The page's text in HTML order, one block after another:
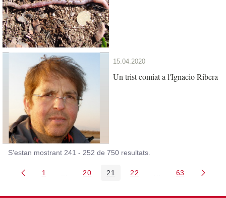
15.04.2020
Un trist comiat a l'Ignacio Ribera
S'estan mostrant 241 - 252 de 750 resultats.
Pàgina
1 Pàgines intermèdies Utilitzeu TAB per navegar.
Pàgina
20 Pàgina
21 Pàgina
22 PàginesPàgina
63